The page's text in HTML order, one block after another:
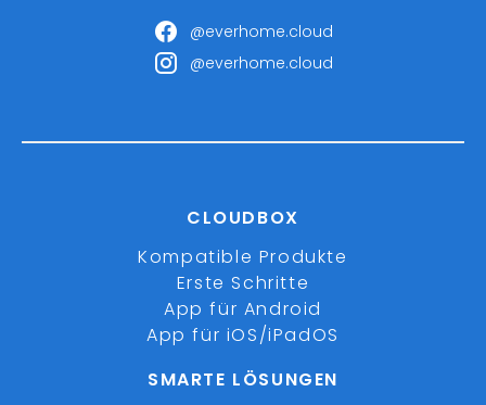
@everhome.cloud
@everhome.cloud
CLOUDBOX
Kompatible Produkte
Erste Schritte
App für Android
App für iOS/iPadOS
SMARTE LÖSUNGEN